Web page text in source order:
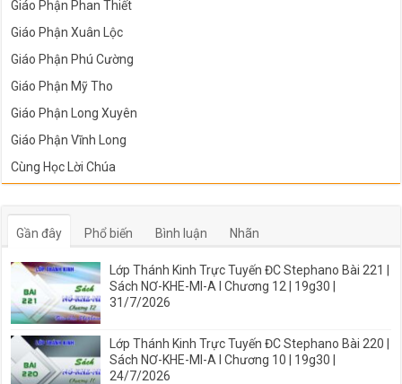
Giáo Phận Phan Thiết
Giáo Phận Xuân Lộc
Giáo Phận Phú Cường
Giáo Phận Mỹ Tho
Giáo Phận Long Xuyên
Giáo Phận Vĩnh Long
Cùng Học Lời Chúa
Gần đây Phổ biến Bình luận Nhãn
Lớp Thánh Kinh Trực Tuyến ĐC Stephano Bài 221 |
Sách NƠ-KHE-MI-A I Chương 12 | 19g30 |
31/7/2026
Lớp Thánh Kinh Trực Tuyến ĐC Stephano Bài 220 |
Sách NƠ-KHE-MI-A I Chương 10 | 19g30 |
24/7/2026